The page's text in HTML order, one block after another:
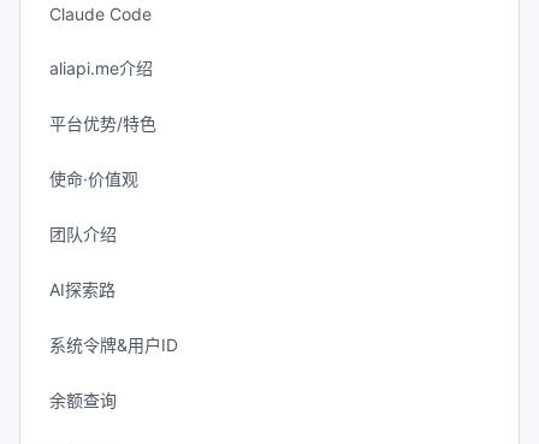
Claude Code
aliapi.me介绍
平台优势/特色
使命·价值观
团队介绍
AI探索路
系统令牌&用户ID
余额查询